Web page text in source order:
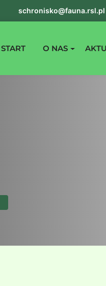
schronisko@fauna.rsl.pl
START O NAS